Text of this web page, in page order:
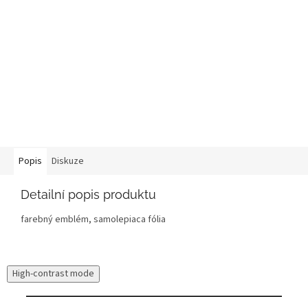
Popis Diskuze
Detailní popis produktu
farebný emblém, samolepiaca fólia
High-contrast mode